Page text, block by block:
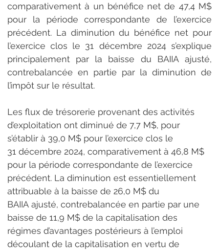
comparativement à un bénéfice net de 47,4 M$
pour la période correspondante de l’exercice
précédent. La diminution du bénéfice net pour
l’exercice clos le 31 décembre 2024 s’explique
principalement par la baisse du BAIIA ajusté,
contrebalancée en partie par la diminution de
l’impôt sur le résultat.
Les flux de trésorerie provenant des activités
d’exploitation ont diminué de 7,7 M$, pour
s’établir à 39,0 M$ pour l’exercice clos le
31 décembre 2024, comparativement à 46,8 M$
pour la période correspondante de l’exercice
précédent. La diminution est essentiellement
attribuable à la baisse de 26,0 M$ du
BAIIA ajusté, contrebalancée en partie par une
baisse de 11,9 M$ de la capitalisation des
régimes d’avantages postérieurs à l’emploi
découlant de la capitalisation en vertu de